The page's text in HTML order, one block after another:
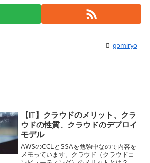
gomiryo
【IT】クラウドのメリット、クラ
ウドの性質、クラウドのデプロイ
モデル
AWSのCCLとSSAを勉強中なので内容を
メモっています。クラウド（クラウドコ